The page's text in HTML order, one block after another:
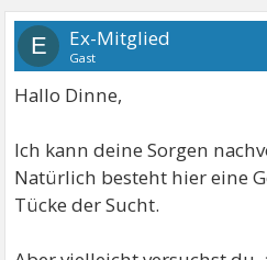
E Ex-Mitglied
Gast
Hallo Dinne,
Ich kann deine Sorgen
Natürlich besteht hier eine
Tücke der Sucht.